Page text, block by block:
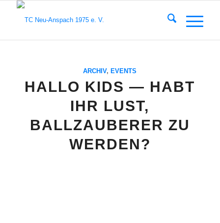
ARCHIV, EVENTS
HALLO KIDS — HABT
IHR LUST,
BALLZAUBERER ZU
WERDEN?